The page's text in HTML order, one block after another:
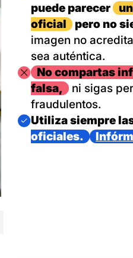
puede parecer
oficial
pero no
imagen no
sea auténtica.
ImagenNo compartas
falsa,
ni sigas
fraudulentos.
Imagen
Utiliza siempre
oficiales.